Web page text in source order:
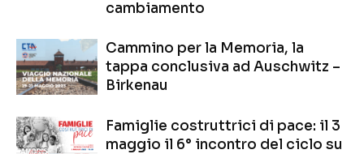
cambiamento
Cammino per la Memoria, la
tappa conclusiva ad Auschwitz –
Birkenau
Famiglie costruttrici di pace: il 3
maggio il 6° incontro del ciclo su